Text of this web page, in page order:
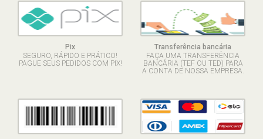
Pix
SEGURO, RÁPIDO E PRÁTICO!
PAGUE SEUS PEDIDOS COM PIX!
Transferência bancária
FAÇA UMA TRANSFERÊNCIA
BANCÁRIA (TEF OU TED) PARA
A CONTA DE NOSSA EMPRESA.